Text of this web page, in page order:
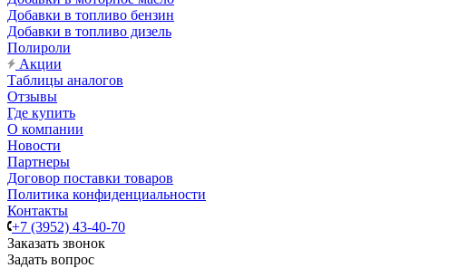
Добавки в топливо бензин
Добавки в топливо дизель
Полироли
Акции
Таблицы аналогов
Отзывы
Где купить
О компании
Новости
Партнеры
Договор поставки товаров
Политика конфиденциальности
Контакты
+7 (3952) 43-40-70
Заказать звонок
Задать вопрос